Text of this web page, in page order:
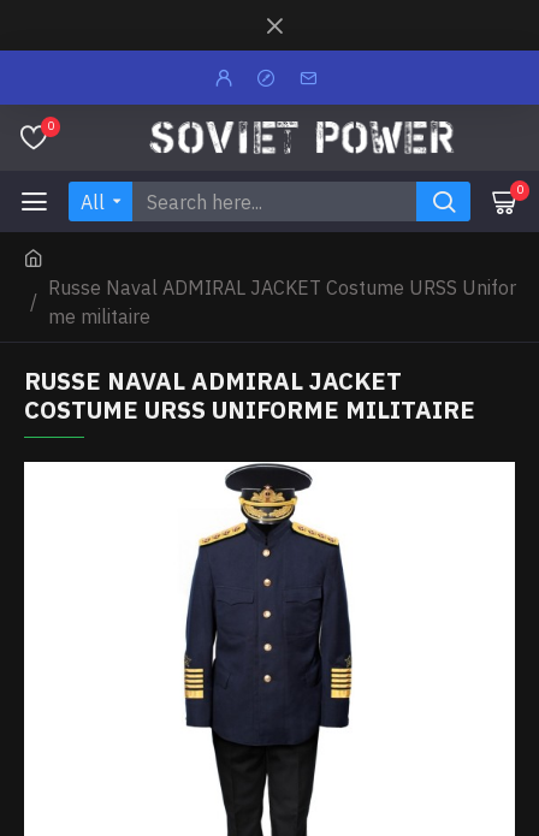
0
All 0
Russe Naval ADMIRAL JACKET Costume URSS Unifor
me militaire
RUSSE NAVAL ADMIRAL JACKET
COSTUME URSS UNIFORME MILITAIRE